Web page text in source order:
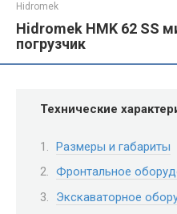
Hidromek
Hidromek HMK 62 SS
погрузчик
Технические
Размеры и габариты
Фронтальное
Экскаваторное